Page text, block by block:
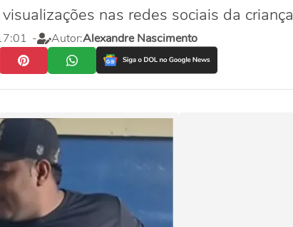
nas redes sociais da criança
- Autor:Alexandre Nascimento